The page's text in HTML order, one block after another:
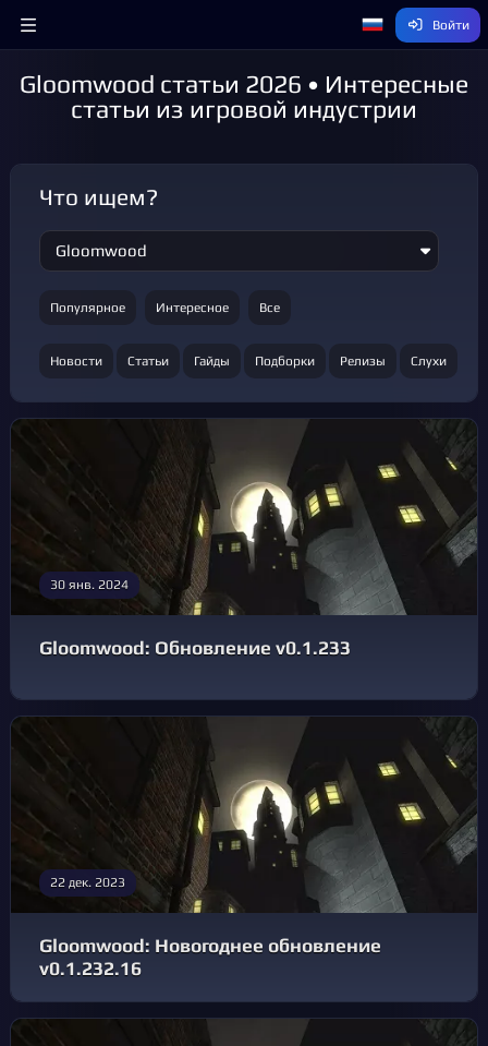
Войти
Gloomwood статьи 2026 • Интересные
статьи из игровой индустрии
Что ищем?
Популярное Интересное Все
Новости Статьи Гайды Подборки Релизы Слухи
30 янв. 2024
Gloomwood: Обновление v0.1.233
22 дек. 2023
Gloomwood: Новогоднее обновление
v0.1.232.16